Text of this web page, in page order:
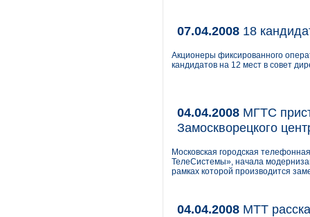
07.04.2008 18
Акционеры фиксированного
кандидатов на 12 мест в совет
04.04.2008 МГТС
Замоскворецкого
Московская городская
ТелеСистемы», начала
рамках которой производится
04.04.2008 МТТ